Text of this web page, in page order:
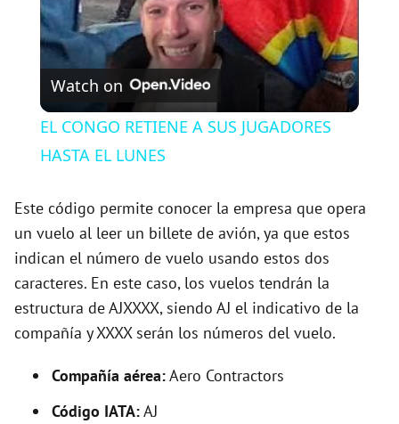
y
V
i
e
o
Watch on
EL CONGO RETIENE A SUS JUGADORES
HASTA EL LUNES
Este código permite conocer la empresa que opera
un vuelo al leer un billete de avión, ya que estos
indican el número de vuelo usando estos dos
caracteres. En este caso, los vuelos tendrán la
estructura de AJXXXX, siendo AJ el indicativo de la
compañía y XXXX serán los números del vuelo.
Compañía aérea:Aero Contractors
Código IATA:AJ